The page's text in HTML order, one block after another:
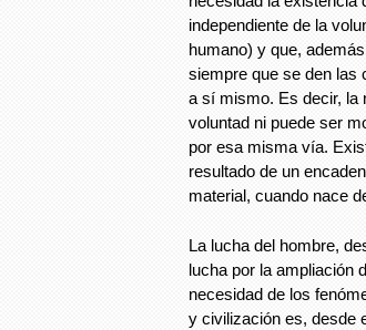
independiente de la
humano) y que,
siempre que se den las
a sí mismo. Es decir, la
voluntad ni puede ser
por esa misma vía.
resultado de un
material, cuando nace
La lucha del hombre,
lucha por la ampliación
necesidad de los
y civilización es, desde